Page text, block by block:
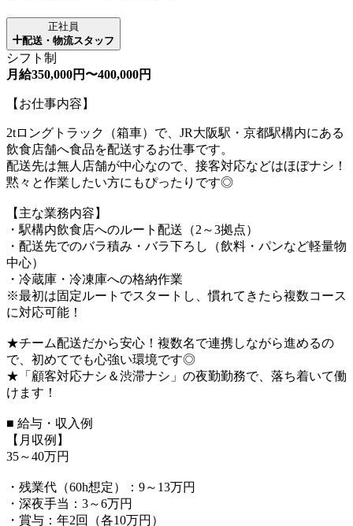
正社員
配送・物流スタッフ
シフト制
月給350,000円〜400,000円
【お仕事内容】
2tロングトラック（箱車）で、JR大阪駅・京都駅構内にある
飲食店舗へ食品を配送するお仕事です。
配送先は無人店舗が中心なので、接客対応などはほぼナシ！
黙々と作業したい方にもぴったりです◎
【主な業務内容】
・駅構内飲食店へのルート配送（2～3拠点）
・配送先でのバラ積み・バラ下ろし（飲料・パンなど軽量物
中心）
・冷蔵庫・冷凍庫への格納作業
※最初は固定ルートでスタートし、慣れてきたら複数コース
に対応可能！
★チーム配送だから安心！複数名で連携しながら進めるの
で、初めてでも心強い環境です◎
★「顧客対応ナシ＆渋滞ナシ」の夜勤勤務で、落ち着いて働
けます！
■ 給与・収入例
【月収例】
35～40万円
・残業代（60h想定）：9～13万円
・深夜手当：3～6万円
・賞与：年2回（各10万円）